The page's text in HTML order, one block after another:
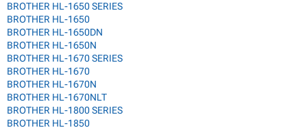
BROTHER HL-1650 SERIES
BROTHER HL-1650
BROTHER HL-1650DN
BROTHER HL-1650N
BROTHER HL-1670 SERIES
BROTHER HL-1670
BROTHER HL-1670N
BROTHER HL-1670NLT
BROTHER HL-1800 SERIES
BROTHER HL-1850